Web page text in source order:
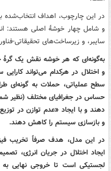
در این چارچوب، اهداف انتخاب‌شده
و شامل چهار خوشهٔ اصلی هستند:
سایبر، و زیرساخت‌های تحقیقاتی-
به‌گونه‌ای که هر خوشه نقش یک گرهٔ
و اختلال در هرکدام می‌تواند
سطح عملیاتی، حملات به گونه‌ای
حساس در جغرافیای مختلف (نظیر
دهند و با ایجاد «عدم توازن در
و بازسازی سیستم را کاهش دهند.
در این مدل، هدف صرفاً تخریب
ایجاد اختلال در جریان انرژی،
لجستیکی است تا خروجی نهایی